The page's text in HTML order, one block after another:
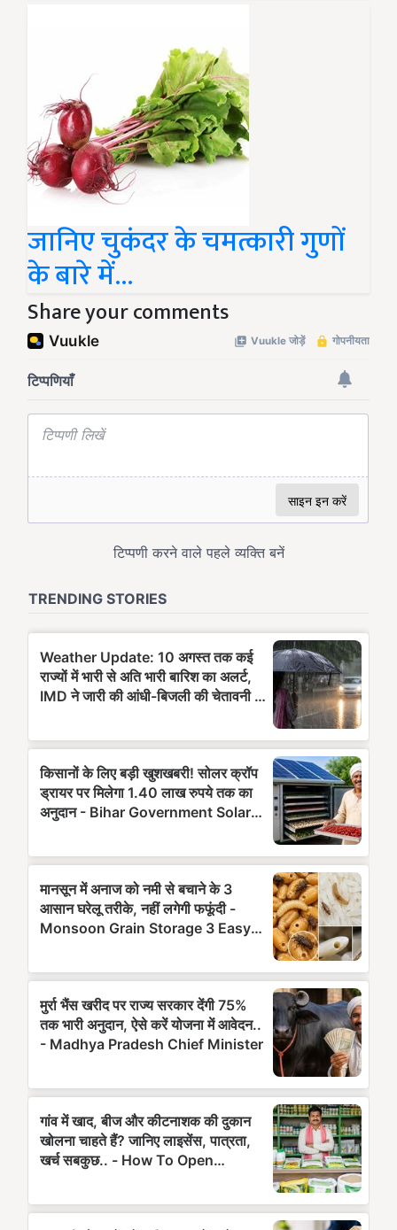
जानिए चुकंदर के चमत्कारी गुणों
के बारे में...
Share your comments